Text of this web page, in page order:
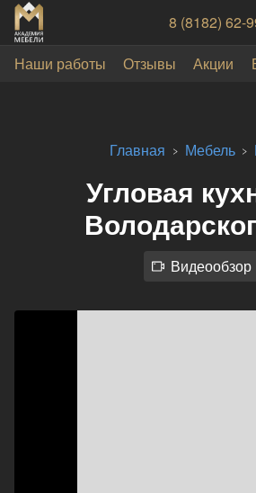
8 (8182) 62-
Наши работы Отзывы Акции
Главная Мебель
Угловая
Видеообзор